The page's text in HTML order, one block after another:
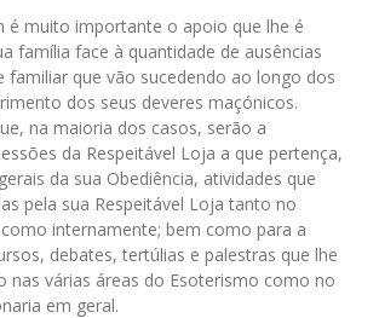
é muito importante o apoio que lhe é
família face à quantidade de ausências
familiar que vão sucedendo ao longo dos
dos seus deveres maçónicos.
na maioria dos casos, serão a
da Respeitável Loja a que pertença,
da sua Obediência, atividades que
pela sua Respeitável Loja tanto no
internamente; bem como para a
debates, tertúlias e palestras que lhe
nas várias áreas do Esoterismo como no
em geral.